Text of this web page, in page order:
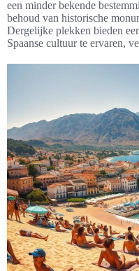
een minder bekende
behoud van historische
Dergelijke plekken bieden
Spaanse cultuur te ervaren,